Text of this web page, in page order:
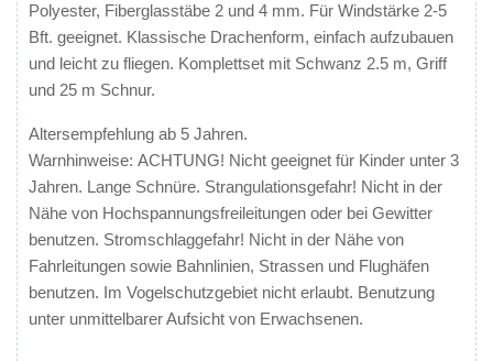
Polyester, Fiberglasstäbe 2 und 4 mm. Für Windstärke 2-5
Bft. geeignet. Klassische Drachenform, einfach aufzubauen
und leicht zu fliegen. Komplettset mit Schwanz 2.5 m, Griff
und 25 m Schnur.
Altersempfehlung ab 5 Jahren.
Warnhinweise: ACHTUNG! Nicht geeignet für Kinder unter 3
Jahren. Lange Schnüre. Strangulationsgefahr! Nicht in der
Nähe von Hochspannungsfreileitungen oder bei Gewitter
benutzen. Stromschlaggefahr! Nicht in der Nähe von
Fahrleitungen sowie Bahnlinien, Strassen und Flughäfen
benutzen. Im Vogelschutzgebiet nicht erlaubt. Benutzung
unter unmittelbarer Aufsicht von Erwachsenen.